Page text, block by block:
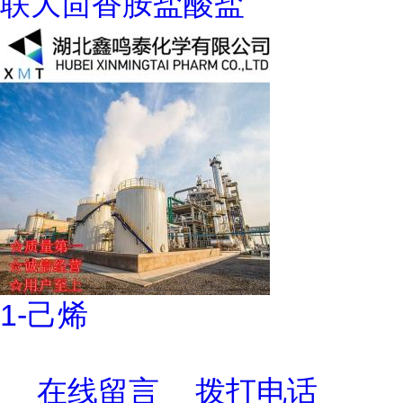
1-己烯
在线留言 拨打电话